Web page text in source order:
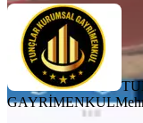
GAYRİMENKUL